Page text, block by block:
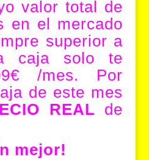
valor total de
en el mercado
superior a
caja solo te
/mes. Por
de este mes
REAL de
mejor!